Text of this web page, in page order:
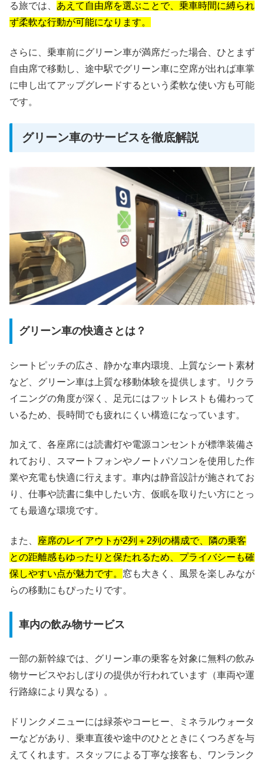
る旅では、 あえて自由席を選ぶことで、乗車時間に縛られ
ず柔軟な行動が可能になります。
さらに、乗車前にグリーン車が満席だった場合、ひとまず
自由席で移動し、途中駅でグリーン車に空席が出れば車掌
に申し出てアップグレードするという柔軟な使い方も可能
です。
グリーン車のサービスを徹底解説
グリーン車の快適さとは？
シートピッチの広さ、静かな車内環境、上質なシート素材
など、グリーン車は上質な移動体験を提供します。リクラ
イニングの角度が深く、足元にはフットレストも備わって
いるため、長時間でも疲れにくい構造になっています。
加えて、各座席には読書灯や電源コンセントが標準装備さ
れており、スマートフォンやノートパソコンを使用した作
業や充電も快適に行えます。車内は静音設計が施されてお
り、仕事や読書に集中したい方、仮眠を取りたい方にとっ
ても最適な環境です。
また、
座席のレイアウトが2列＋2列の構成で、隣の乗客
との距離感もゆったりと保たれるため、プライバシーも確
保しやすい点が魅力です。 窓も大きく、風景を楽しみなが
らの移動にもぴったりです。
車内の飲み物サービス
一部の新幹線では、グリーン車の乗客を対象に無料の飲み
物サービスやおしぼりの提供が行われています（車両や運
行路線により異なる）。
ドリンクメニューには緑茶やコーヒー、ミネラルウォータ
ーなどがあり、乗車直後や途中のひとときにくつろぎを与
えてくれます。スタッフによる丁寧な接客も、ワンランク